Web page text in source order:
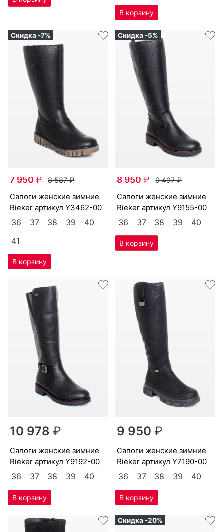
Скидка -7%
7 950₽ 8 587₽
са­поги женс­кие зим­ние
Ri­eker артикулY3462-00
36 37 38 39
40
41
Скидка -5%
8 950₽ 9 497₽
са­поги женс­кие зим­ние
Ri­eker артикулY9155-00
36 37 38 39 40
10 978₽
са­поги женс­кие зим­ние
Ri­eker артикулY9192-00
36 37 38 39 40
9 950₽
са­поги женс­кие зим­ние
Ri­eker артикулY7190-00
36 37 38 39 40
Скидка -20%